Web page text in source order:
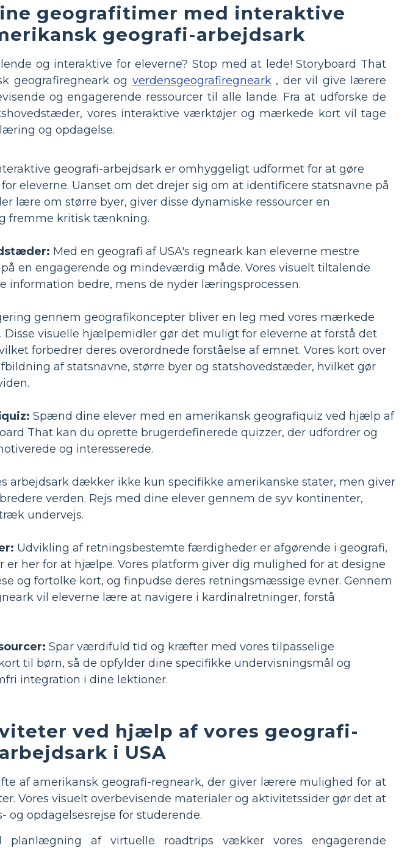
geografitimer med interaktive
geografi-arbejdsark
og interaktive for eleverne? Stop med at lede! Storyboard That
geografiregneark og verdensgeografiregneark, der vil give lærere
og engagerende ressourcer til alle lande. Fra at udforske de
vores interaktive værktøjer og mærkede kort vil tage
og opdagelse.
geografi-arbejdsark er omhyggeligt udformet for at gøre
eleverne. Uanset om det drejer sig om at identificere statsnavne på
lære om større byer, giver disse dynamiske ressourcer en
fremme kritisk tænkning.
Med en geografi af USA's regneark kan eleverne mestre
en engagerende og mindeværdig måde. Vores visuelt tiltalende
bedre, mens de nyder læringsprocessen.
gennem geografikoncepter bliver en leg med vores mærkede
Disse visuelle hjælpemidler gør det muligt for eleverne at forstå det
forbedrer deres overordnede forståelse af emnet. Vores kort over
af statsnavne, større byer og statshovedstæder, hvilket gør
Spænd dine elever med en amerikansk geografiquiz ved hjælp af
That kan du oprette brugerdefinerede quizzer, der udfordrer og
og interesserede.
arbejdsark dækker ikke kun specifikke amerikanske stater, men giver
verden. Rejs med dine elever gennem de syv kontinenter,
undervejs.
Udvikling af retningsbestemte færdigheder er afgørende i geografi,
her for at hjælpe. Vores platform giver dig mulighed for at designe
og fortolke kort, og finpudse deres retningsmæssige evner. Gennem
vil eleverne lære at navigere i kardinalretninger, forstå
Spar værdifuld tid og kræfter med vores tilpasselige
til børn, så de opfylder dine specifikke undervisningsmål og
integration i dine lektioner.
ved hjælp af vores geografi-
arbejdsark i USA
af amerikansk geografi-regneark, der giver lærere mulighed for at
Vores visuelt overbevisende materialer og aktivitetssider gør det at
og opdagelsesrejse for studerende.
af virtuelle roadtrips vækker vores engagerende